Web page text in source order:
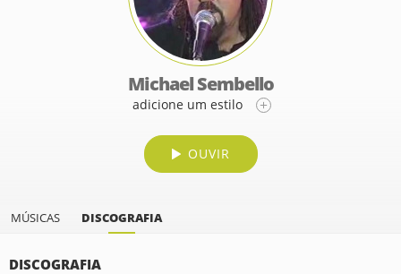
Michael Sembello
adicione um estilo
OUVIR
MÚSICAS DISCOGRAFIA
DISCOGRAFIA